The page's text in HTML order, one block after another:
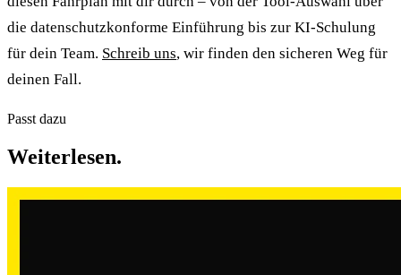
die datenschutzkonforme Einführung bis zur KI-Schulung
für dein Team. Schreib uns, wir finden den sicheren Weg für
deinen Fall.
Passt dazu
Weiterlesen.